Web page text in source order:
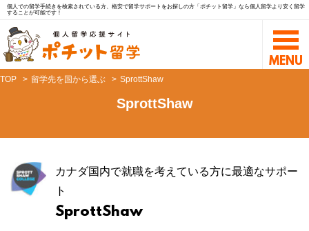
個人での留学手続きを検索されている方、格安で留学サポートをお探しの方「ポチット留学」なら個人留学より安く留学
することが可能です！
TOP 留学先を国から選ぶ SprottShaw
SprottShaw
カナダ国内で就職を考えている方に最適なサポー
ト
SprottShaw